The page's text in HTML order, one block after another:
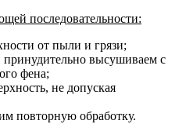
последовательности:
от пыли и грязи;
высушиваем с
фена;
не допуская
повторную обработку.